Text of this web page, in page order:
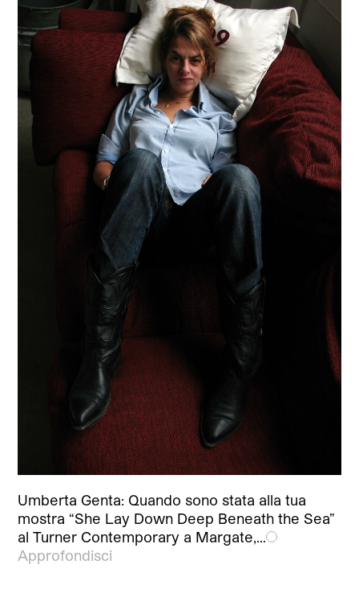
Umberta Genta: Quando sono stata alla tua
mostra “She Lay Down Deep Beneath the Sea”
al Turner Contemporary a Margate,…
Approfondisci